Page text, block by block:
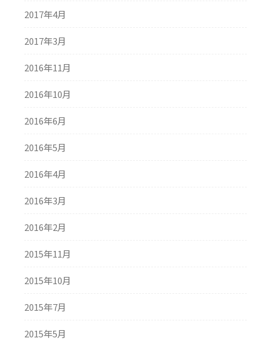
2017年4月
2017年3月
2016年11月
2016年10月
2016年6月
2016年5月
2016年4月
2016年3月
2016年2月
2015年11月
2015年10月
2015年7月
2015年5月